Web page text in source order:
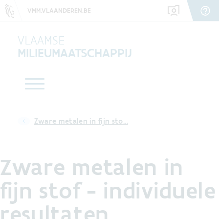
VMM.VLAANDEREN.BE
VLAAMSE
MILIEUMAATSCHAPPIJ
Zware metalen in fijn sto…
Zware metalen in
fijn stof - individuele